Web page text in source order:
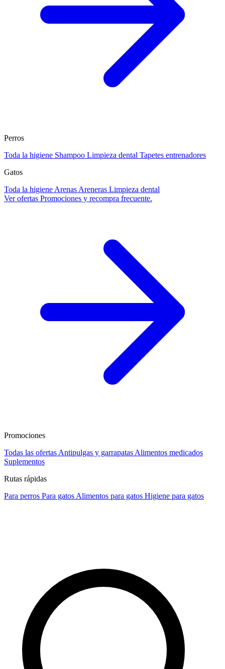
Perros
Toda la higiene Shampoo Limpieza dental Tapetes entrenadores
Gatos
Toda la higiene Arenas Areneras Limpieza dental
Ver ofertas Promociones y recompra frecuente.
Promociones
Todas las ofertas Antipulgas y garrapatas Alimentos medicados
Suplementos
Rutas rápidas
Para perros Para gatos Alimentos para gatos Higiene para gatos